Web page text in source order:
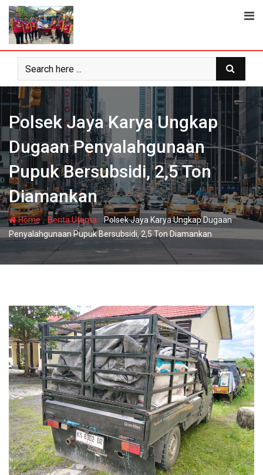
Skip
content
Polsek Jaya Karya Ungkap
Dugaan Penyalahgunaan
Pupuk Bersubsidi, 2,5 Ton
Diamankan
Home-Berita Utama -Polsek Jaya Karya Ungkap Dugaan
Penyalahgunaan Pupuk Bersubsidi, 2,5 Ton Diamankan